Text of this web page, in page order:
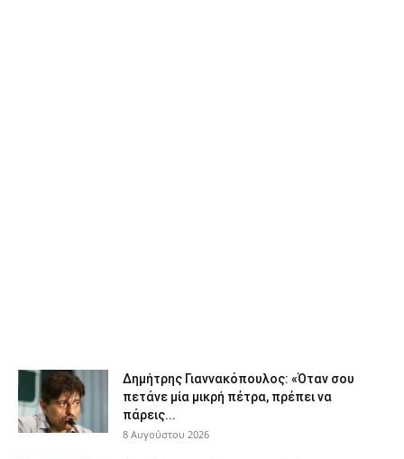
Δημήτρης Γιαννακόπουλος: «Όταν σου
πετάνε μία μικρή πέτρα, πρέπει να
πάρεις...
8 Αυγούστου 2026